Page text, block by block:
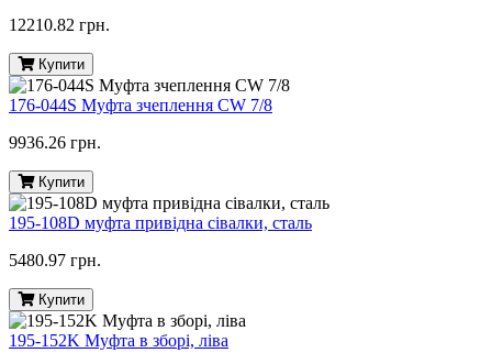
12210.82 грн.
Купити
176-044S Муфта зчеплення CW 7/8
9936.26 грн.
Купити
195-108D муфта привідна сівалки, сталь
5480.97 грн.
Купити
195-152K Муфта в зборі, ліва